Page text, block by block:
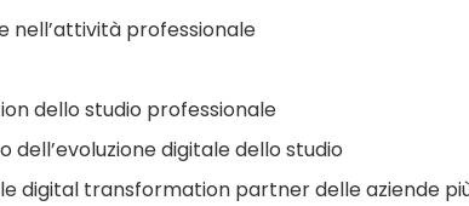
nell’attività professionale
dello studio professionale
dell’evoluzione digitale dello studio
digital transformation partner delle aziende